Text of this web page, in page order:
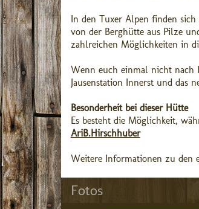
In den Tuxer Alpen finden
von der Berghütte aus Pilze
zahlreichen Möglichkeiten in
Wenn euch einmal nicht nach
Jausenstation Innerst und das
Besonderheit bei dieser Hütte
Es besteht die Möglichkeit,
AriB.Hirschhuber
Weitere Informationen zu den
Fotos